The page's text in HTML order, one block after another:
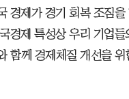
경제가 경기 회복 조짐을
경제 특성상 우리 기업들
함께 경제체질 개선을